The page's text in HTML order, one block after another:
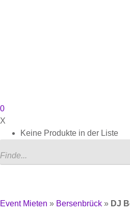
0
X
Keine Produkte in der Liste
Event Mieten » Bersenbrück » DJ